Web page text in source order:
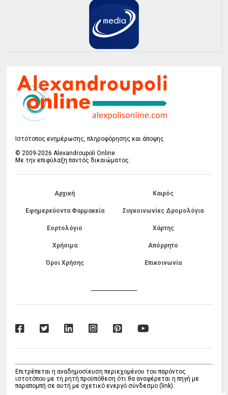
Ιστότοπος ενημέρωσης, πληροφόρησης και άποψης
© 2009-2026 Alexandroupoli Online
Με την επιφύλαξη παντός δικαιώματος.
Αρχική Καιρός
Εφημερεύοντα Φαρμακεία Συγκοινωνίες Δρομολόγια
Εορτολόγιο Χάρτης
Χρήσιμα Απόρρητο
Όροι Χρήσης Επικοινωνία
------------------------------
Επιτρέπεται η αναδημοσίευση περιεχομένου του παρόντος
ιστοτόπου με τη ρητή προϋπόθεση ότι θα αναφέρεται η πηγή με
παραπομπή σε αυτή με σχετικό ενεργό σύνδεσμο (link).